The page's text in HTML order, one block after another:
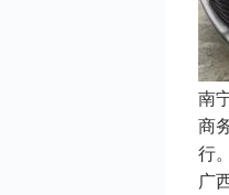
南
商
行
广